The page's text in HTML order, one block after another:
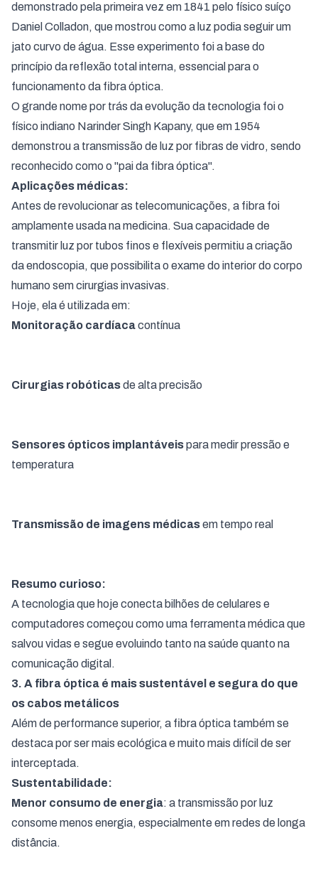
demonstrado pela primeira vez em 1841 pelo físico suíço
Daniel Colladon, que mostrou como a luz podia seguir um
jato curvo de água. Esse experimento foi a base do
princípio da reflexão total interna, essencial para o
funcionamento da fibra óptica.
O grande nome por trás da evolução da tecnologia foi o
físico indiano Narinder Singh Kapany, que em 1954
demonstrou a transmissão de luz por fibras de vidro, sendo
reconhecido como o "pai da fibra óptica".
Aplicações médicas:
Antes de revolucionar as telecomunicações, a fibra foi
amplamente usada na medicina. Sua capacidade de
transmitir luz por tubos finos e flexíveis permitiu a criação
da endoscopia, que possibilita o exame do interior do corpo
humano sem cirurgias invasivas.
Hoje, ela é utilizada em:
Monitoração cardíacacontínua
Cirurgias robóticasde alta precisão
Sensores ópticos implantáveispara medir pressão e
temperatura
Transmissão de imagens médicasem tempo real
Resumo curioso:
A tecnologia que hoje conecta bilhões de celulares e
computadores começou como uma ferramenta médica que
salvou vidas e segue evoluindo tanto na saúde quanto na
comunicação digital.
3. A fibra óptica é mais sustentável e segura do que
os cabos metálicos
Além de performance superior, a fibra óptica também se
destaca por ser mais ecológica e muito mais difícil de ser
interceptada.
Sustentabilidade:
Menor consumo de energia: a transmissão por luz
consome menos energia, especialmente em redes de longa
distância.